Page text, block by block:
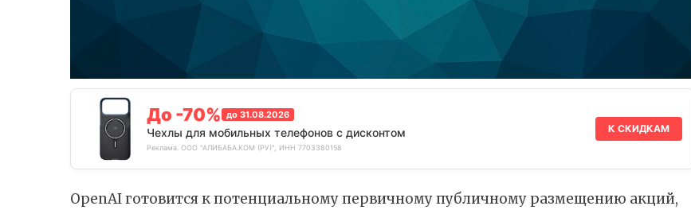
До -70% до 31.08.2026
Чехлы для мобильных телефонов с дисконтом
Реклама. ООО "АЛИБАБА.КОМ (РУ)", ИНН 7703380158
К СКИДКАМ
OpenAI готовится к потенциальному первичному публичному размещению акций,